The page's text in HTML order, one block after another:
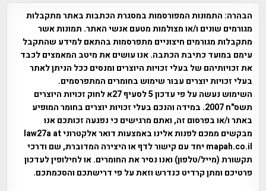
הבהרה: התמונות המפורסמות במסגרת הכתבות באתר מתקבלות
מגורמים שונים ו/או מצולמות מטעם אנשי האתר. תמונות אשר
מתקבלות מגורמים חיצוניים מתפרסמות בהתאם למידע שהתקבל
עימם במועד כתיבת הכתבה. אנו עושים את מיטב המאמצים לכבד
את זכויותיהם של בעלי זכויות היוצרים ומנסים ככל הניתן לאתר
בעלי זכויות יוצרים עבור שימוש בחומרים המתפרסמים.
השימוש נעשה על פי עדכון 5 לסעיף 27א לחוק זכויות היוצרים
תשס"ח 2007. במידה והנכם בעלי זכויות יוצרים בחומר המופיע
באתר ו/או בפרסום זה, ואתם מרגישים כי נפגעה זכותכם אנו
מבקשים ממכם לפנות אלינו באמצעות דואר אלקטרוני law27a at
mapah.co.il יחד עם קישור לדף או היצירה המדוברת, שם ודרכי
תקשורת (מייל/טלפון) ואנו נסיר את החומרים. או לחילופין לעדכון
פרטיכם ומתן קרדיט כנדרש וזאת על פי דרישתכם והסכמתכם.